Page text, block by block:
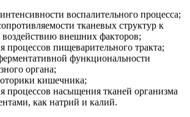
воспалительного процесса;
тканевых структур к
воздействию внешних факторов;
процессов пищеварительного тракта;
функциональности
органа;
кишечника;
процессов насыщения тканей организма
как натрий и калий.